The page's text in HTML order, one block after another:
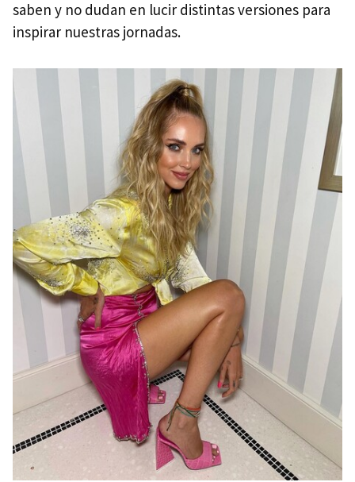
saben y no dudan en lucir distintas versiones para
inspirar nuestras jornadas.